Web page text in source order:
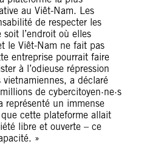
au Viêt-Nam. Les
de respecter les
l’endroit où elles
le Viêt-Nam ne fait pas
entreprise pourrait faire
à l’odieuse répression
a déclaré
de cybercitoyen·ne·s
représenté un immense
cette plateforme allait
libre et ouverte – ce
»